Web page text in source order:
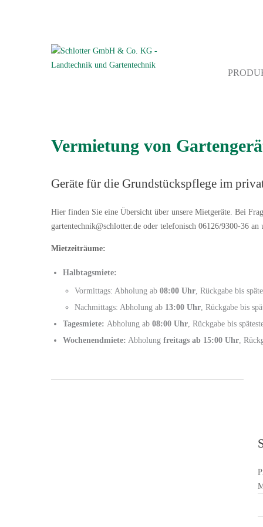
Vermietung von
Geräte für die Grundstückspflege im
Hier finden Sie eine Übersicht über unsere Mietgeräte. Bei
gartentechnik@schlotter.de oder telefonisch 06126/9300-36 an
Mietzeiträume:
Halbtagsmiete:
Vormittags: Abholung ab 08:00 Uhr, Rückgabe bis
Nachmittags: Abholung ab 13:00 Uhr, Rückgabe bis
Tagesmiete: Abholung ab 08:00 Uhr, Rückgabe bis
Wochenendmiete: Abholung freitags ab 15:00 Uhr,